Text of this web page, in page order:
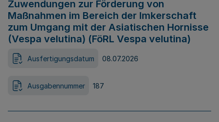
Zuwendungen zur Förderung von
Maßnahmen im Bereich der Imkerschaft
zum Umgang mit der Asiatischen Hornisse
(Vespa velutina) (FöRL Vespa velutina)
Ausfertigungsdatum 08.07.2026
Ausgabennummer 187